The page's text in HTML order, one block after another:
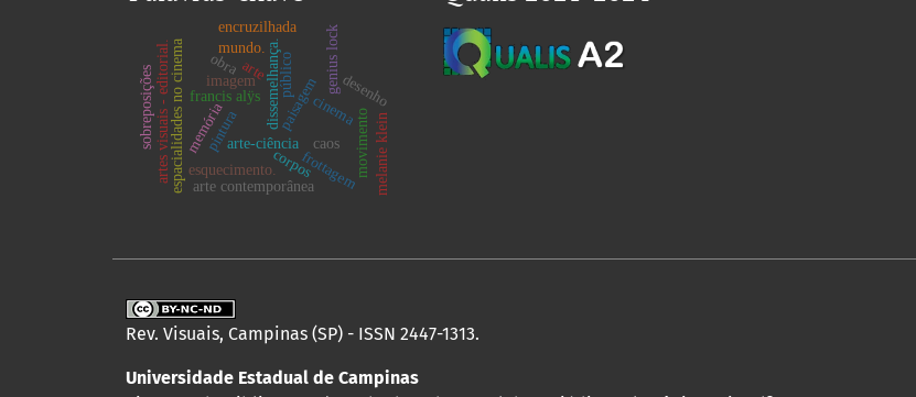
paisagem
imagem dissemelhança.
francis alÿs
caos
arte-ciência
pintura cinema
genius lock
espacialidades no cinema corpos movimento
encruzilhada
arte contemporânea
desenho
artes visuais - editorial.
sobreposições
frottagem
memória
esquecimento.
arte
obra
mundo.
público
melanie klein
Rev. Visuais, Campinas (SP) - ISSN 2447-1313.
Universidade Estadual de Campinas